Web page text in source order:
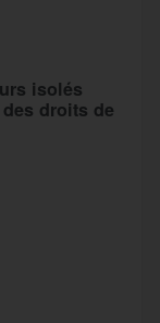
isolés
droits de